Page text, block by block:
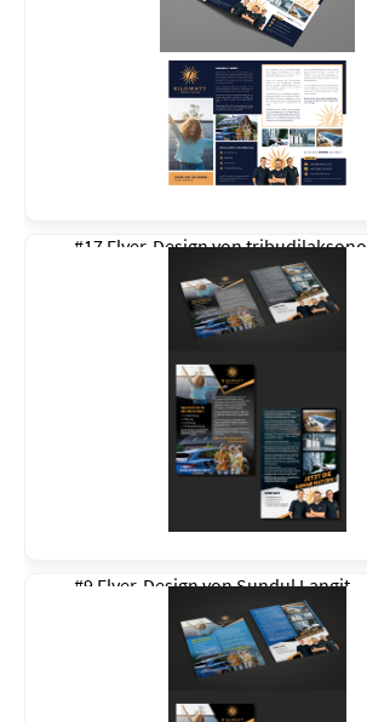
#17 Flyer-Design vontribudilaksono
#9 Flyer-Design vonSundul Langit